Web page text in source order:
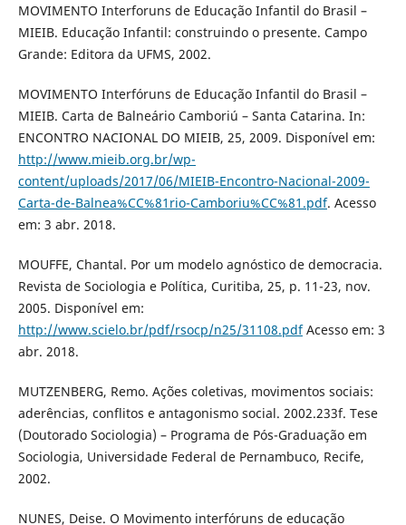
MOVIMENTO Interforuns de Educação Infantil do Brasil –
MIEIB. Educação Infantil: construindo o presente. Campo
Grande: Editora da UFMS, 2002.
MOVIMENTO Interfóruns de Educação Infantil do Brasil –
MIEIB. Carta de Balneário Camboriú – Santa Catarina. In:
ENCONTRO NACIONAL DO MIEIB, 25, 2009. Disponível em:
http://www.mieib.org.br/wp-
content/uploads/2017/06/MIEIB-Encontro-Nacional-2009-
Carta-de-Balnea%CC%81rio-Camboriu%CC%81.pdf. Acesso
em: 3 abr. 2018.
MOUFFE, Chantal. Por um modelo agnóstico de democracia.
Revista de Sociologia e Política, Curitiba, 25, p. 11-23, nov.
2005. Disponível em:
http://www.scielo.br/pdf/rsocp/n25/31108.pdfAcesso em: 3
abr. 2018.
MUTZENBERG, Remo. Ações coletivas, movimentos sociais:
aderências, conflitos e antagonismo social. 2002.233f. Tese
(Doutorado Sociologia) – Programa de Pós-Graduação em
Sociologia, Universidade Federal de Pernambuco, Recife,
2002.
NUNES, Deise. O Movimento interfóruns de educação